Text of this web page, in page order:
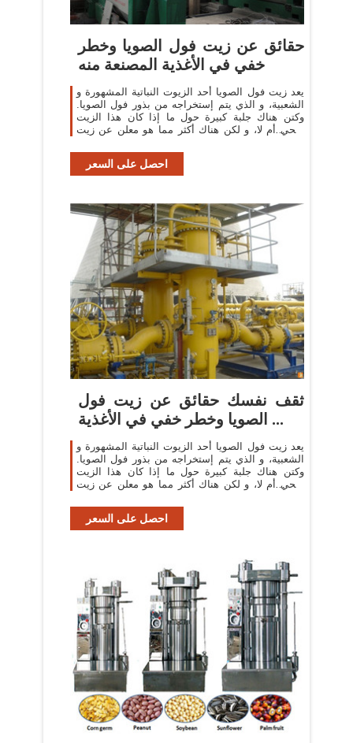
حقائق عن زيت فول الصويا وخطر
خفي في الأغذية المصنعة منه
يعد زيت فول الصويا أحد الزيوت النباتية المشهورة و
الشعبية، و الذي يتم إستخراجه من بذور فول الصويا.
وكتن هناك جلبة كبيرة حول ما إذا كان هذا الزيت
صحي أم لا، و لكن هناك أكثر مما هو معلن عن زيت
احصل على السعر
ثقف نفسك حقائق عن زيت فول
الصويا وخطر خفي في الأغذية ...
يعد زيت فول الصويا أحد الزيوت النباتية المشهورة و
الشعبية، و الذي يتم إستخراجه من بذور فول الصويا.
وكتن هناك جلبة كبيرة حول ما إذا كان هذا الزيت
صحي أم لا، و لكن هناك أكثر مما هو معلن عن زيت
احصل على السعر